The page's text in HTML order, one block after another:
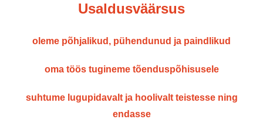
Usaldusväärsus
oleme põhjalikud, pühendunud ja paindlikud
oma töös tugineme tõenduspõhisusele
suhtume lugupidavalt ja hoolivalt teistesse ning
endasse